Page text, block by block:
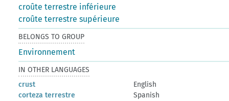
croûte terrestre inférieure
croûte terrestre supérieure
BELONGS TO GROUP
Environnement
IN OTHER LANGUAGES
crust
English
corteza terrestre
Spanish